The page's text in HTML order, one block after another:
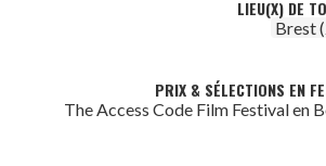
LIEU(X) DE
Brest
PRIX & SÉLECTIONS EN
The Access Code Film Festival en